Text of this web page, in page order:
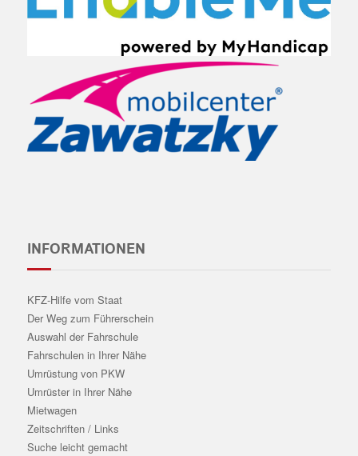
INFORMATIONEN
KFZ-Hilfe vom Staat
Der Weg zum Führerschein
Auswahl der Fahrschule
Fahrschulen in Ihrer Nähe
Umrüstung von PKW
Umrüster in Ihrer Nähe
Mietwagen
Zeitschriften / Links
Suche leicht gemacht